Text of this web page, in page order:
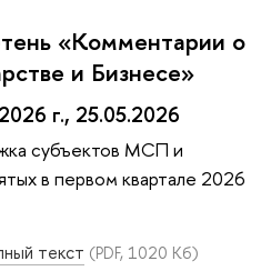
«Комментарии о
и Бизнесе»
г., 25.05.2026
субъектов МСП и
в первом квартале 2026
текст (PDF, 1020 Кб)